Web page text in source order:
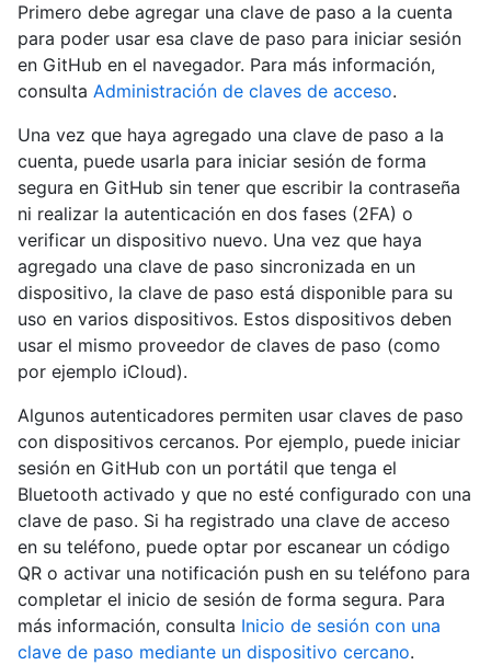
Primero debe agregar una clave de paso a la cuenta
para poder usar esa clave de paso para iniciar sesión
en GitHub en el navegador. Para más información,
consulta Administración de claves de acceso.
Una vez que haya agregado una clave de paso a la
cuenta, puede usarla para iniciar sesión de forma
segura en GitHub sin tener que escribir la contraseña
ni realizar la autenticación en dos fases (2FA) o
verificar un dispositivo nuevo. Una vez que haya
agregado una clave de paso sincronizada en un
dispositivo, la clave de paso está disponible para su
uso en varios dispositivos. Estos dispositivos deben
usar el mismo proveedor de claves de paso (como
por ejemplo iCloud).
Algunos autenticadores permiten usar claves de paso
con dispositivos cercanos. Por ejemplo, puede iniciar
sesión en GitHub con un portátil que tenga el
Bluetooth activado y que no esté configurado con una
clave de paso. Si ha registrado una clave de acceso
en su teléfono, puede optar por escanear un código
QR o activar una notificación push en su teléfono para
completar el inicio de sesión de forma segura. Para
más información, consulta Inicio de sesión con una
clave de paso mediante un dispositivo cercano.